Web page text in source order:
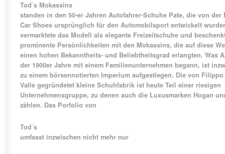
Tod´s Mokassins
standen in den 50-er Jahren Autofahrer-Schuhe Pate, die von der
Car Shoes ursprünglich für den Automobilsport entwickelt
vermarktete das Modell als elegante Freizeitschuhe und
prominente Persönlichkeiten mit den Mokassins, die auf diese
einen hohen Bekanntheits- und Beliebtheitsgrad erlangten. Was
der 1900er Jahre mit einem Familienunternehmen begann, ist
zu einem börsennotierten Imperium aufgestiegen. Die von
Valle gegründetet kleine Schuhfabrik ist heute Teil einer riesigen
Unternehmensgruppe, zu denen auch die Luxusmarken Hogan
zählen. Das Porfolio von
Tod´s
umfasst inzwischen nicht mehr nur